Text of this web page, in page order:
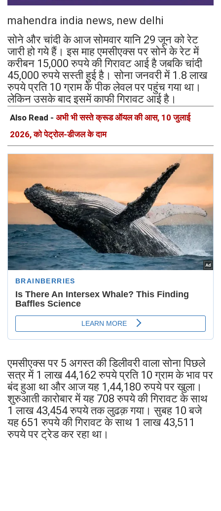
mahendra india news, new delhi
सोने और चांदी के आज सोमवार यानि 29 जून को रेट
जारी हो गये हैं। इस माह एमसीएक्स पर सोने के रेट में
करीबन 15,000 रुपये की गिरावट आई है जबकि चांदी
45,000 रुपये सस्ती हुई है। सोना जनवरी में 1.8 लाख
रुपये प्रति 10 ग्राम के पीक लेवल पर पहुंच गया था।
लेकिन उसके बाद इसमें काफी गिरावट आई है।
Also Read - अभी भी सस्ते क्रूड ऑयल की आस, 10 जुलाई
2026, को पेट्रोल-डीजल के दाम
एमसीएक्स पर 5 अगस्त की डिलीवरी वाला सोना पिछले
सत्र में 1 लाख 44,162 रुपये प्रति 10 ग्राम के भाव पर
बंद हुआ था और आज यह 1,44,180 रुपये पर खुला।
शुरुआती कारोबार में यह 708 रुपये की गिरावट के साथ
1 लाख 43,454 रुपये तक लुढक़ गया। सुबह 10 बजे
यह 651 रुपये की गिरावट के साथ 1 लाख 43,511
रुपये पर ट्रेड कर रहा था।